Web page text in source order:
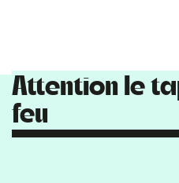
Attention le
feu